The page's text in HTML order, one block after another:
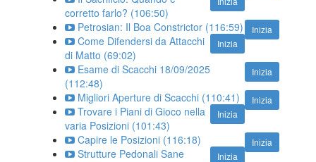
corretto farlo? (106:50)
Inizia
Petrosian: Il Boa Constrictor (116:59)
Inizia
Come Difendersi da Attacchi
di Matto (69:02)
Inizia
Esame di Scacchi 18/09/2025
(112:48)
Inizia
Migliori Aperture di Scacchi (110:41)
Inizia
Trovare i Piani di Gioco nella
varia Posizioni (101:43)
Inizia
Capire le Posizioni (116:18)
Inizia
Strutture Pedonali Sane